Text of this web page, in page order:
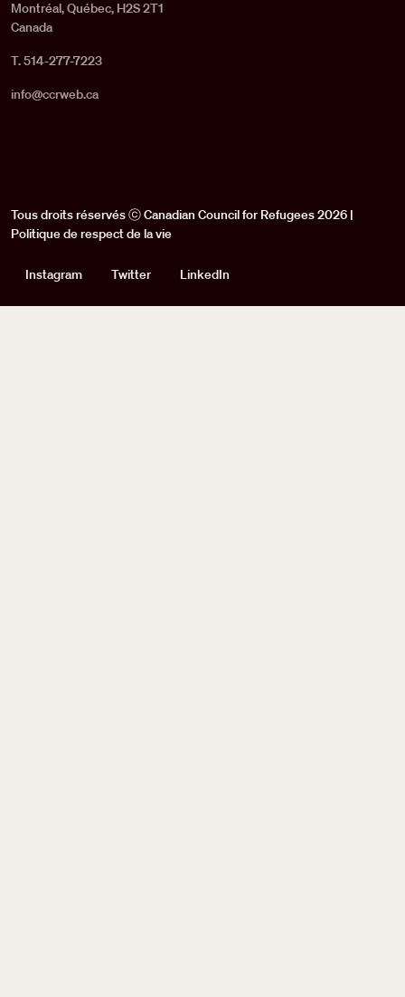
Montréal, Québec, H2S 2T1
Canada
T. 514-277-7223
info@ccrweb.ca
Tous droits réservés ⓒ Canadian Council for Refugees 2026 |
Politique de respect de la vie
Social
Instagram Twitter LinkedIn